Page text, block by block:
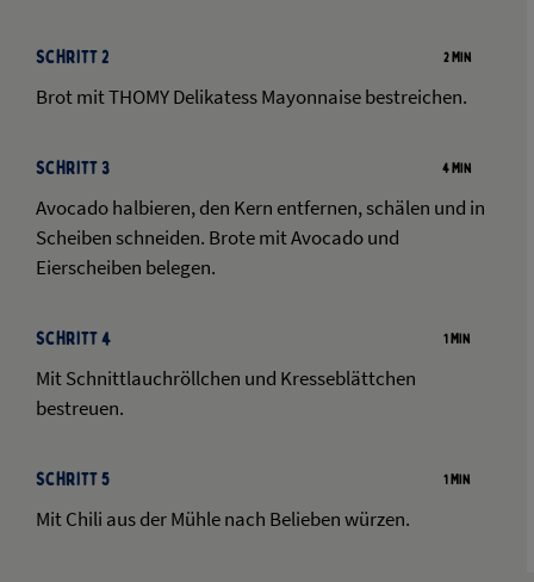
Schritt 2 2 Min
Brot mit THOMY Delikatess Mayonnaise bestreichen.
Schritt 3 4 Min
Avocado halbieren, den Kern entfernen, schälen und in
Scheiben schneiden. Brote mit Avocado und
Eierscheiben belegen.
Schritt 4 1 Min
Mit Schnittlauchröllchen und Kresseblättchen
bestreuen.
Schritt 5 1 Min
Mit Chili aus der Mühle nach Belieben würzen.